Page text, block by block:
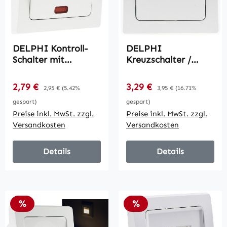
DELPHI Kontroll-
Schalter mit
10A, inkl. Rahmen,
UP, weiß
Verkaufspreis:
2,79 € Regulärer Preis:
2,95 € (5.42%
gespart)
Preise inkl. MwSt. zzgl.
Versandkosten
Details
DELPHI
Kreuzschalter /
Rahmen, UP, weiß
Verkaufspreis:
3,29 € Regulärer Preis:
3,95 € (16.71%
gespart)
Preise inkl. MwSt. zzgl.
Versandkosten
Details
Rabatt
% Rabatt
%